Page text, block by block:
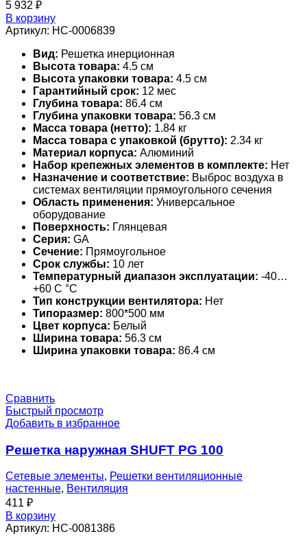
5 932 ₽
В корзину
Артикул: НС-0006839
Вид: Решетка инерционная
Высота товара: 4.5 см
Высота упаковки товара: 4.5 см
Гарантийный срок: 12 мес
Глубина товара: 86.4 см
Глубина упаковки товара: 56.3 см
Масса товара (нетто): 1.84 кг
Масса товара с упаковкой (брутто): 2.34 кг
Материал корпуса: Алюминий
Набор крепежных элементов в комплекте: Нет
Назначение и соответствие: Выброс воздуха в
системах вентиляции прямоугольного сечения
Область применения: Универсальное
оборудование
Поверхность: Глянцевая
Серия: GA
Сечение: Прямоугольное
Срок службы: 10 лет
Температурный диапазон эксплуатации: -40…
+60 С °С
Тип конструкции вентилятора: Нет
Типоразмер: 800*500 мм
Цвет корпуса: Белый
Ширина товара: 56.3 см
Ширина упаковки товара: 86.4 см
Сравнить
Быстрый просмотр
Добавить в избранное
Решетка наружная SHUFT PG 100
Сетевые элементы, Решетки вентиляционные
настенные, Вентиляция
411 ₽
В корзину
Артикул: НС-0081386